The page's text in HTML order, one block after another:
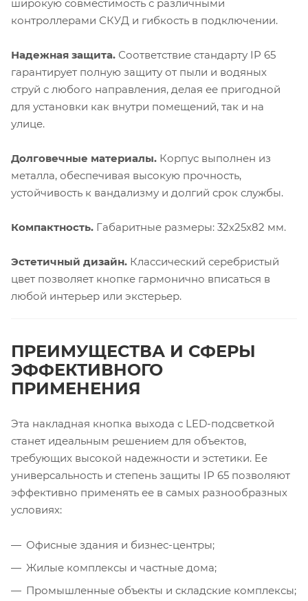
широкую совместимость с различными
контроллерами СКУД и гибкость в подключении.
Надежная защита. Соответствие стандарту IP 65
гарантирует полную защиту от пыли и водяных
струй с любого направления, делая ее пригодной
для установки как внутри помещений, так и на
улице.
Долговечные материалы. Корпус выполнен из
металла, обеспечивая высокую прочность,
устойчивость к вандализму и долгий срок службы.
Компактность. Габаритные размеры: 32х25х82 мм.
Эстетичный дизайн. Классический серебристый
цвет позволяет кнопке гармонично вписаться в
любой интерьер или экстерьер.
ПРЕИМУЩЕСТВА И СФЕРЫ
ЭФФЕКТИВНОГО
ПРИМЕНЕНИЯ
Эта накладная кнопка выхода с LED-подсветкой
станет идеальным решением для объектов,
требующих высокой надежности и эстетики. Ее
универсальность и степень защиты IP 65 позволяют
эффективно применять ее в самых разнообразных
условиях:
Офисные здания и бизнес-центры;
Жилые комплексы и частные дома;
Промышленные объекты и складские комплексы;